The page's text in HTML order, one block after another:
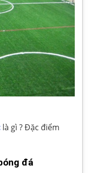
là gì ? Đặc điểm
đá